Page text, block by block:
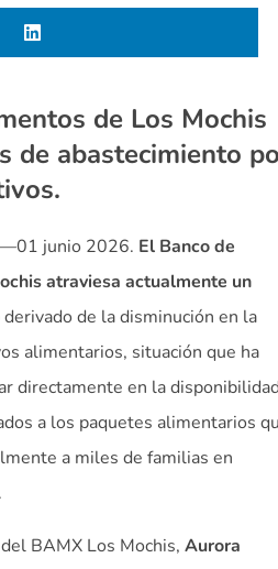
de Los Mochis
de abastecimiento
—01 junio 2026. El Banco de
atraviesa actualmente un
derivado de la disminución en la
alimentarios, situación que ha
directamente en la
a los paquetes alimentarios
a miles de familias en
BAMX Los Mochis, Aurora